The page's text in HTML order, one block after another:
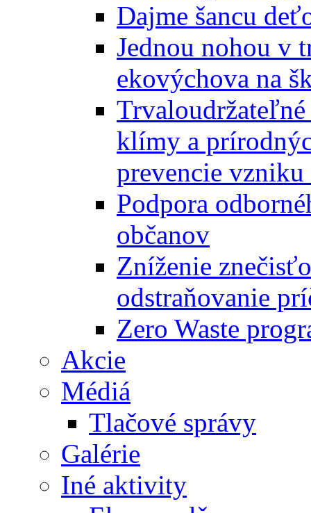
Dajme šancu
Jednou nohou v
ekovýchova na
klímy a
prevencie vzniku
Podpora
občanov
Zníženie
odstraňovanie
Zero Waste
Akcie
Médiá
Tlačové správy
Galérie
Iné aktivity